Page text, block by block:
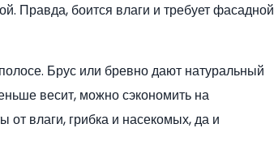
Правда, боится влаги и требует фасадной
Брус или бревно дают натуральный
весит, можно сэкономить на
влаги, грибка и насекомых, да и